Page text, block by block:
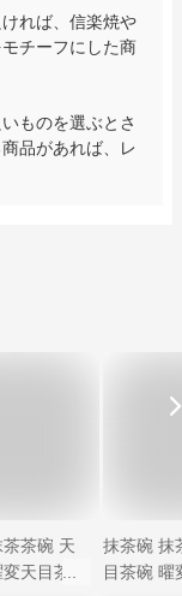
れば、信楽焼や
チーフにした商
ものを選ぶとさ
品があれば、レ
茶碗 天
天目茶碗
抹茶碗 抹
目茶碗 曜